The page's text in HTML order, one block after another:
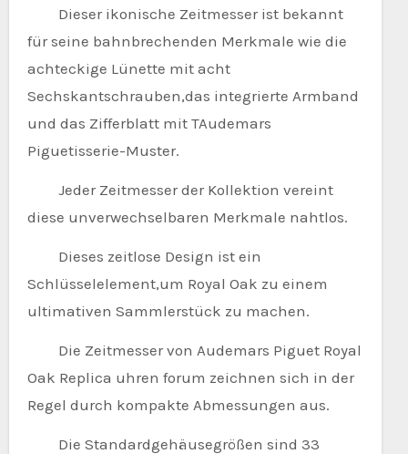
Dieser ikonische Zeitmesser ist bekannt
für seine bahnbrechenden Merkmale wie die
achteckige Lünette mit acht
Sechskantschrauben,das integrierte Armband
und das Zifferblatt mit TAudemars
Piguetisserie-Muster.
Jeder Zeitmesser der Kollektion vereint
diese unverwechselbaren Merkmale nahtlos.
Dieses zeitlose Design ist ein
Schlüsselelement,um Royal Oak zu einem
ultimativen Sammlerstück zu machen.
Die Zeitmesser von Audemars Piguet Royal
Oak Replica uhren forum zeichnen sich in der
Regel durch kompakte Abmessungen aus.
Die Standardgehäusegrößen sind 33